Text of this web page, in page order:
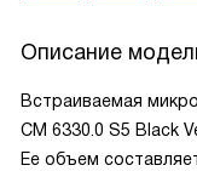
Описание
Встраиваемая
CM 6330.0 S5 Black
Ее объем